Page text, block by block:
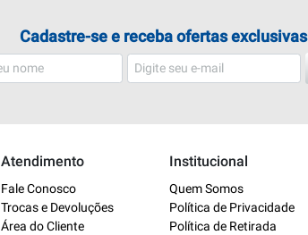
Cadastre-se e receba ofertas exclusivas
Atendimento
Fale Conosco
Trocas e Devoluções
Área do Cliente
Institucional
Quem Somos
Política de Privacidade
Política de Retirada